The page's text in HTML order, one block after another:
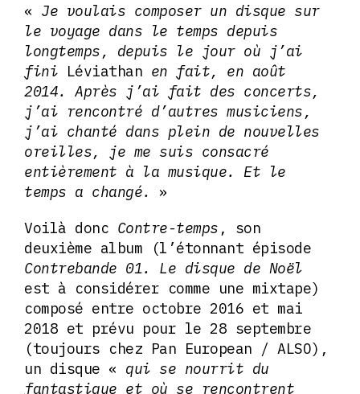
« Je voulais composer un disque sur
le voyage dans le temps depuis
longtemps, depuis le jour où j’ai
fini Léviathan en fait, en août
2014. Après j’ai fait des concerts,
j’ai rencontré d’autres musiciens,
j’ai chanté dans plein de nouvelles
oreilles, je me suis consacré
entièrement à la musique. Et le
temps a changé. »
Voilà donc Contre-temps , son
deuxième album (l’étonnant épisode
Contrebande 01. Le disque de Noël
est à considérer comme une mixtape)
composé entre octobre 2016 et mai
2018 et prévu pour le 28 septembre
(toujours chez Pan European / ALSO),
un disque « qui se nourrit du
fantastique et où se rencontrent